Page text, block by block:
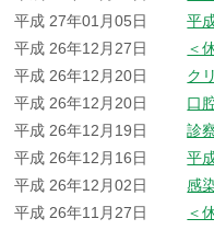
平成 27年01月05日
平
平成 26年12月27日
＜
平成 26年12月20日
ク
平成 26年12月20日
口
平成 26年12月19日
診
平成 26年12月16日
平
平成 26年12月02日
感
平成 26年11月27日
＜